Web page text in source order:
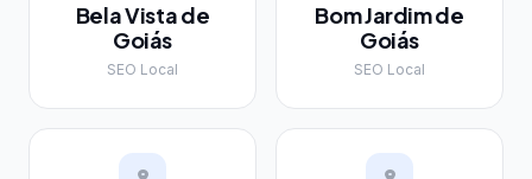
Bela Vista de
Goiás
SEO Local
Bom Jardim de
Goiás
SEO Local